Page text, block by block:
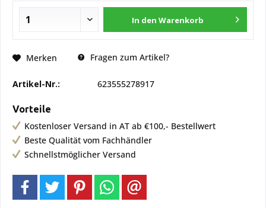
In den Warenkorb
Merken Fragen zum Artikel?
Artikel-Nr.: 623555278917
Vorteile
Kostenloser Versand in AT ab €100,- Bestellwert
Beste Qualität vom Fachhändler
Schnellstmöglicher Versand